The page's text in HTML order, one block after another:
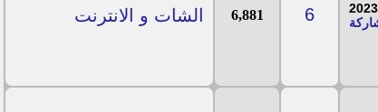
6
6,881 الشات و الانترنت